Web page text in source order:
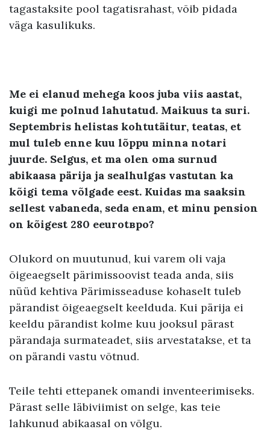
tagastaksite pool tagatisrahast, võib pidada
väga kasulikuks.
Me ei elanud mehega koos juba viis aastat,
kuigi me polnud lahutatud. Maikuus ta suri.
Septembris helistas kohtutäitur, teatas, et
mul tuleb enne kuu lõppu minna notari
juurde. Selgus, et ma olen oma surnud
abikaasa pärija ja sealhulgas vastutan ka
kõigi tema võlgade eest. Kuidas ma saaksin
sellest vabaneda, seda enam, et minu pension
on kõigest 280 еeurotвро?
Olukord on muutunud, kui varem oli vaja
õigeaegselt pärimissoovist teada anda, siis
nüüd kehtiva Pärimisseaduse kohaselt tuleb
pärandist õigeaegselt keelduda. Kui pärija ei
keeldu pärandist kolme kuu jooksul pärast
pärandaja surmateadet, siis arvestatakse, et ta
on pärandi vastu võtnud.
Teile tehti ettepanek omandi inventeerimiseks.
Pärast selle läbiviimist on selge, kas teie
lahkunud abikaasal on võlgu.